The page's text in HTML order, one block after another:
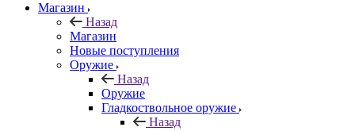
Магазин
Назад
Магазин
Новые поступления
Оружие
Назад
Оружие
Гладкоствольное оружие
Назад